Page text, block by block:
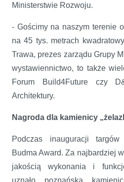
Ministerstwie Rozwoju.
- Gościmy na naszym terenie
na 45 tys. metrach
Trawa, prezes zarządu Grupy
wystawiennictwo, to także
Forum Build4Future czy
Architektury.
Nagroda dla kamienicy
Podczas inauguracji targów
Budma Award. Za najbardziej
jakością wykonania i
uznało poznańską